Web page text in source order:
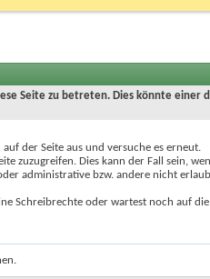
Seite zu betreten. Dies könnte einer
der Seite aus und versuche es erneut.
zuzugreifen. Dies kann der Fall sein,
administrative bzw. andere nicht
Schreibrechte oder wartest noch auf die